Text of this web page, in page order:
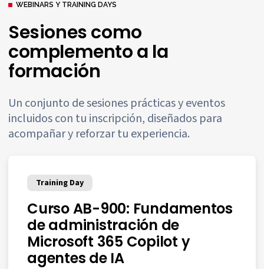
WEBINARS Y TRAINING DAYS
Sesiones como
complemento a la
formación
Un conjunto de sesiones prácticas y eventos
incluidos con tu inscripción, diseñados para
acompañar y reforzar tu experiencia.
Training Day
Curso AB-900: Fundamentos
de administración de
Microsoft 365 Copilot y
agentes de IA